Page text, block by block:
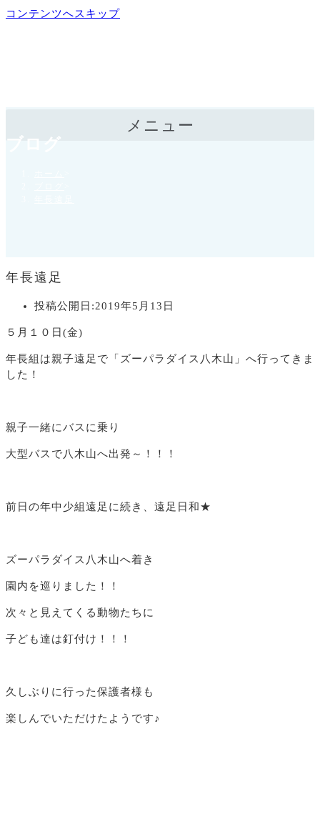
コンテンツへスキップ
メニュー
ブログ
年長遠足
投稿公開日:2019年5月13日
５月１０日(金)
年長組は親子遠足で「ズーパラダイス八木山」へ行ってきま
した！
親子一緒にバスに乗り
大型バスで八木山へ出発～！！！
前日の年中少組遠足に続き、遠足日和★
ズーパラダイス八木山へ着き
園内を巡りました！！
次々と見えてくる動物たちに
子ども達は釘付け！！！
久しぶりに行った保護者様も
楽しんでいただけたようです♪